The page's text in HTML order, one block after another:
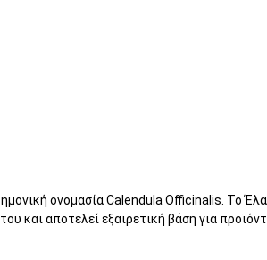
ονομασία Calendula Officinalis. Το
και αποτελεί εξαιρετική βάση για